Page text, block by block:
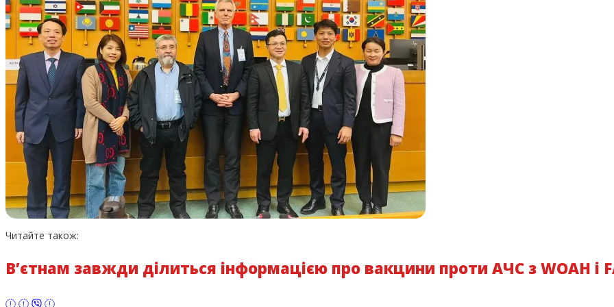
Читайте також:
В’єтнам завжди ділиться інформацією про вакцини проти АЧС з WOAH і